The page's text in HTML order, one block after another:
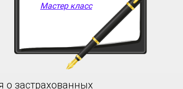
Мастер класс
застрахованных